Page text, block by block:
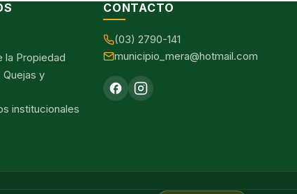
la Propiedad
y
institucionales
CONTACTO
(03) 2790-141
municipio_mera@hotmail.com